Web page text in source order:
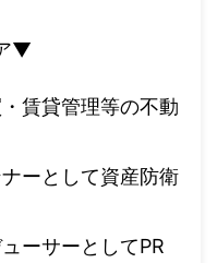
▼
賃貸管理等の不動
ーとして資産防衛
ーサーとしてPR